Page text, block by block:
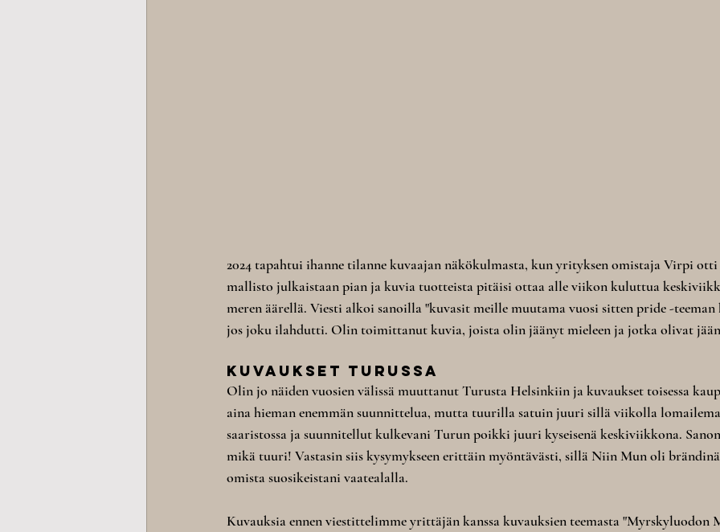
2024 tapahtui ihanne tilanne kuvaajan näkökulmasta, kun yrityksen omistaja Virpi
mallisto julkaistaan pian ja kuvia tuotteista pitäisi ottaa alle viikon kuluttua
meren äärellä. Viesti alkoi sanoilla "kuvasit meille muutama vuosi sitten pride -
jos joku ilahdutti. Olin toimittanut kuvia, joista olin jäänyt mieleen ja jotka olivat
kuvaukset Turussa
Olin jo näiden vuosien välissä muuttanut Turusta Helsinkiin ja kuvaukset toisessa
aina hieman enemmän suunnittelua, mutta tuurilla satuin juuri sillä viikolla
saaristossa ja suunnitellut kulkevani Turun poikki juuri kyseisenä keskiviikkona.
mikä tuuri! Vastasin siis kysymykseen erittäin myöntävästi, sillä Niin Mun oli brändinä
omista suosikeistani vaatealalla.
Kuvauksia ennen viestittelimme yrittäjän kanssa kuvauksien teemasta "Myrskyluodon